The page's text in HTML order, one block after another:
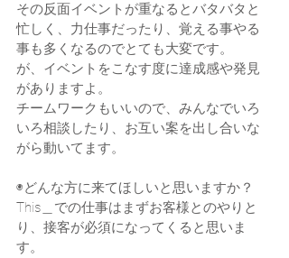
その反面イベントが重なるとバタバタと
忙しく、力仕事だったり、覚える事やる
事も多くなるのでとても大変です。
が、イベントをこなす度に達成感や発見
がありますよ。
チームワークもいいので、みんなでいろ
いろ相談したり、お互い案を出し合いな
がら動いてます。
◉どんな方に来てほしいと思いますか？
This＿での仕事はまずお客様とのやりと
り、接客が必須になってくると思いま
す。